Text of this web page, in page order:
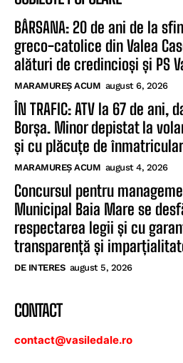
BÂRSANA: 20 de ani de la
greco-catolice din Valea
alături de credincioși și PS
MARAMUREȘ ACUM august 6, 2026
ÎN TRAFIC: ATV la 67 de
Borșa. Minor depistat la
și cu plăcuțe de
MARAMUREȘ ACUM august 4, 2026
Concursul pentru
Municipal Baia Mare se
respectarea legii și cu
transparență și
DE INTERES august 5, 2026
CONTACT
contact@vasiledale.ro